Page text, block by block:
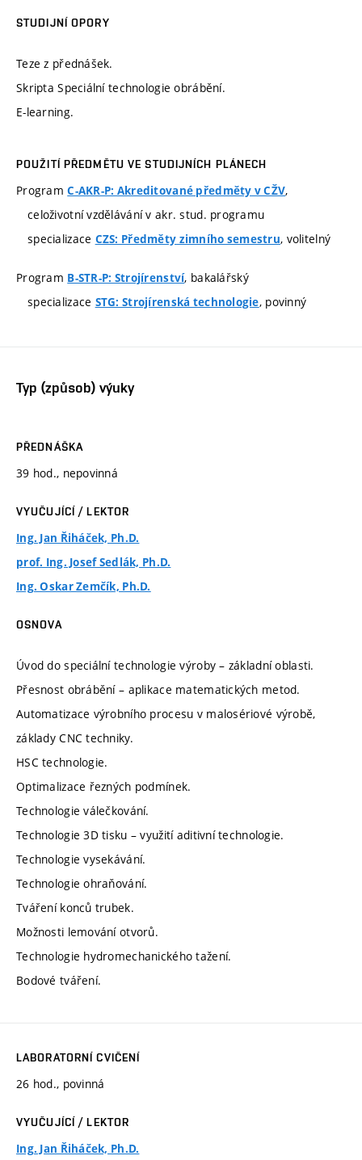
STUDIJNÍ OPORY
Teze z přednášek.
Skripta Speciální technologie obrábění.
E-learning.
POUŽITÍ PŘEDMĚTU VE STUDIJNÍCH PLÁNECH
ProgramC-AKR-P: Akreditované předměty v CŽV,
celoživotní vzdělávání v akr. stud. programu
specializace CZS: Předměty zimního semestru, volitelný
Program B-STR-P: Strojírenství, bakalářský
specializace STG: Strojírenská technologie, povinný
Typ (způsob) výuky
PŘEDNÁŠKA
39 hod., nepovinná
VYUČUJÍCÍ / LEKTOR
Ing. Jan Řiháček, Ph.D.
prof. Ing. Josef Sedlák, Ph.D.
Ing. Oskar Zemčík, Ph.D.
OSNOVA
Úvod do speciální technologie výroby – základní oblasti.
Přesnost obrábění – aplikace matematických metod.
Automatizace výrobního procesu v malosériové výrobě,
základy CNC techniky.
HSC technologie.
Optimalizace řezných podmínek.
Technologie válečkování.
Technologie 3D tisku – využití aditivní technologie.
Technologie vysekávání.
Technologie ohraňování.
Tváření konců trubek.
Možnosti lemování otvorů.
Technologie hydromechanického tažení.
Bodové tváření.
LABORATORNÍ CVIČENÍ
26 hod., povinná
VYUČUJÍCÍ / LEKTOR
Ing. Jan Řiháček, Ph.D.